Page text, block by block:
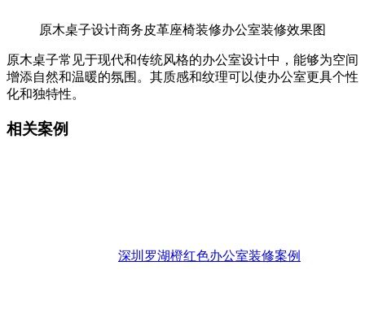
原木桌子设计商务皮革座椅装修办公室装修效果图
原木桌子常见于现代和传统风格的办公室设计中，能够为空间
增添自然和温暖的氛围。其质感和纹理可以使办公室更具个性
化和独特性。
相关案例
深圳罗湖橙红色办公室装修案例